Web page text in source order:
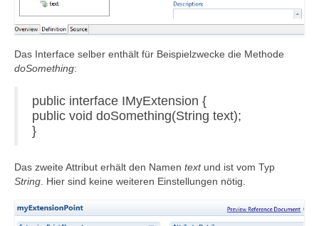
Das Interface selber enthält für Beispielzwecke die Methode
doSomething:
public interface IMyExtension {
public void doSomething(String text);
}
Das zweite Attribut erhält den Namen textund ist vom Typ
String. Hier sind keine weiteren Einstellungen nötig.